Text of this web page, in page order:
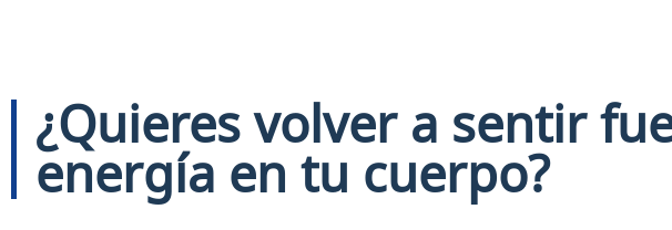
¿Quieres volver a sentir
energía en tu cuerpo?